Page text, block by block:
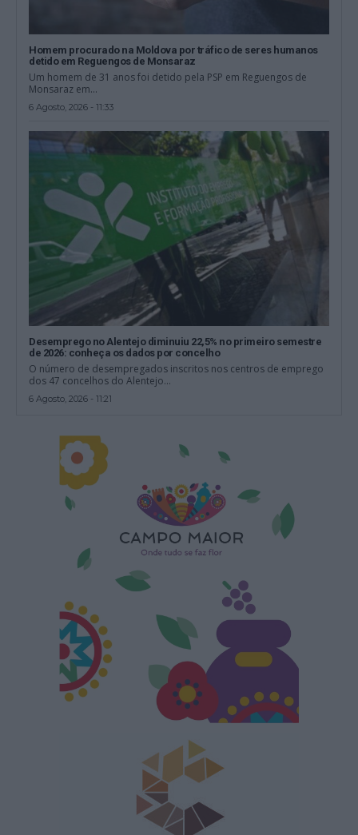
Homem procurado na Moldova por tráfico de seres humanos
detido em Reguengos de Monsaraz
Um homem de 31 anos foi detido pela PSP em Reguengos de
Monsaraz em...
6 Agosto, 2026 - 11:33
Desemprego no Alentejo diminuiu 22,5% no primeiro semestre
de 2026: conheça os dados por concelho
O número de desempregados inscritos nos centros de emprego
dos 47 concelhos do Alentejo...
6 Agosto, 2026 - 11:21